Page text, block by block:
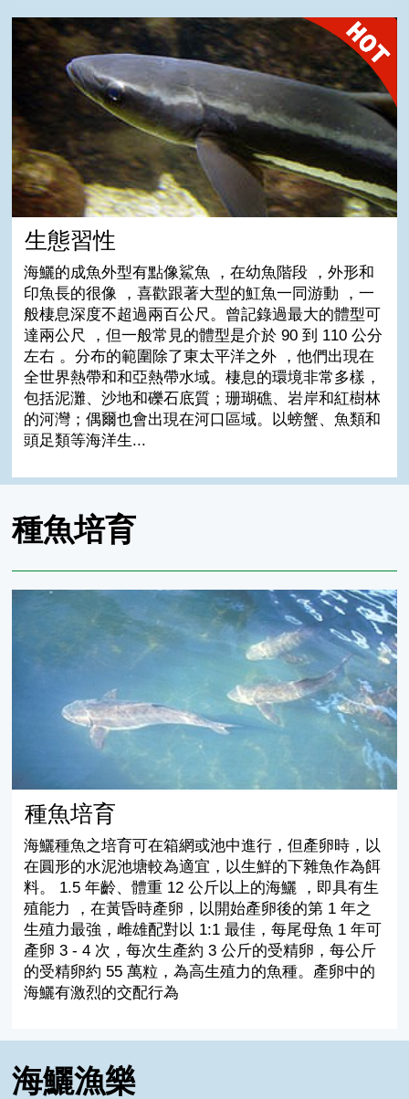
生態習性
生態習性
海鱺的成魚外型有點像鯊魚 ，在幼魚階段 ，外形和
印魚長的很像 ，喜歡跟著大型的魟魚一同游動 ，一
般棲息深度不超過兩百公尺。曾記錄過最大的體型可
達兩公尺 ，但一般常見的體型是介於 90 到 110 公分
左右 。分布的範圍除了東太平洋之外 ，他們出現在
全世界熱帶和和亞熱帶水域。棲息的環境非常多樣，
包括泥灘、沙地和礫石底質；珊瑚礁、岩岸和紅樹林
的河灣；偶爾也會出現在河口區域。以螃蟹、魚類和
頭足類等海洋生...
種魚培育
種魚培育
種魚培育
海鱺種魚之培育可在箱網或池中進行，但產卵時，以
在圓形的水泥池塘較為適宜，以生鮮的下雜魚作為餌
料。 1.5 年齡、體重 12 公斤以上的海鱺 ，即具有生
殖能力 ，在黃昏時產卵，以開始產卵後的第 1 年之
生殖力最強，雌雄配對以 1:1 最佳，每尾母魚 1 年可
產卵 3 - 4 次，每次生產約 3 公斤的受精卵，每公斤
的受精卵約 55 萬粒，為高生殖力的魚種。產卵中的
海鱺有激烈的交配行為
海鱺漁樂